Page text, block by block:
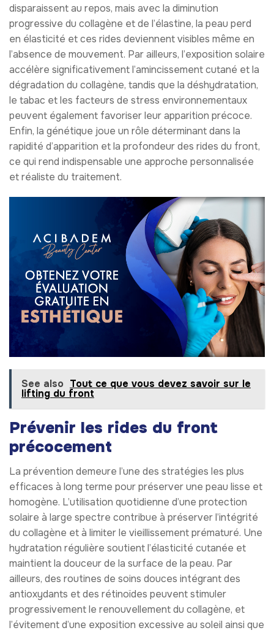
disparaissent au repos, mais avec la diminution
progressive du collagène et de l’élastine, la peau perd
en élasticité et ces rides deviennent visibles même en
l’absence de mouvement. Par ailleurs, l’exposition solaire
accélère significativement l’amincissement cutané et la
dégradation du collagène, tandis que la déshydratation,
le tabac et les facteurs de stress environnementaux
peuvent également favoriser leur apparition précoce.
Enfin, la génétique joue un rôle déterminant dans la
rapidité d’apparition et la profondeur des rides du front,
ce qui rend indispensable une approche personnalisée
et réaliste du traitement.
See also Tout ce que vous devez savoir sur le
lifting du front
Prévenir les rides du front
précocement
La prévention demeure l’une des stratégies les plus
efficaces à long terme pour préserver une peau lisse et
homogène. L’utilisation quotidienne d’une protection
solaire à large spectre contribue à préserver l’intégrité
du collagène et à limiter le vieillissement prématuré. Une
hydratation régulière soutient l’élasticité cutanée et
maintient la douceur de la surface de la peau. Par
ailleurs, des routines de soins douces intégrant des
antioxydants et des rétinoïdes peuvent stimuler
progressivement le renouvellement du collagène, et
l’évitement d’une exposition excessive au soleil ainsi que